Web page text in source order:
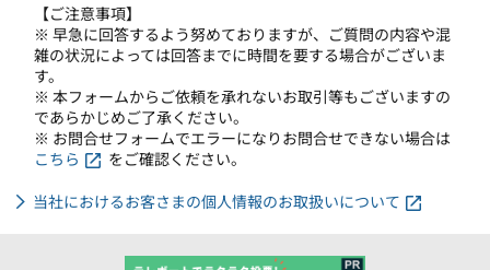
【ご注意事項】
※ 早急に回答するよう努めておりますが、ご質問の内容や混
雑の状況によっては回答までに時間を要する場合がございま
す。
※ 本フォームからご依頼を承れないお取引等もございますの
であらかじめご了承ください。
※ お問合せフォームでエラーになりお問合せできない場合は
こちら
をご確認ください。
当社におけるお客さまの個人情報のお取扱いについて